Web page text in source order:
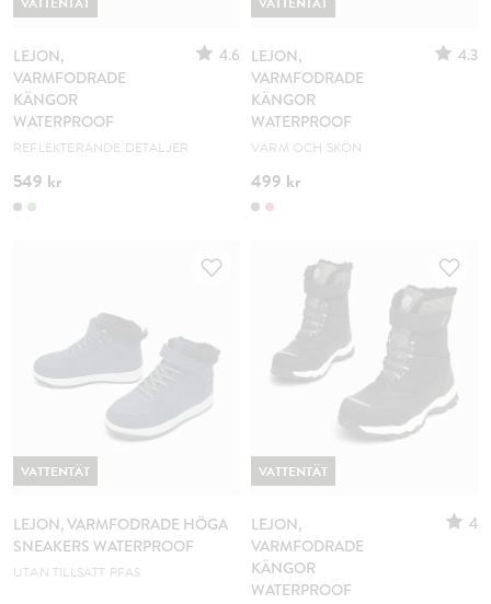
LEJON,
VARMFODRADE
KÄNGOR
WATERPROOF
4.6
REFLEKTERANDE DETALJER
549 kr
LEJON,
VARMFODRADE
KÄNGOR
WATERPROOF
4.3
VARM OCH SKÖN
499 kr
LEJON, VARMFODRADE HÖGA
SNEAKERS WATERPROOF
UTAN TILLSATT PFAS
VATTENTÄT
LEJON,
VARMFODRADE
KÄNGOR
WATERPROOF
4
VATTENTÄT